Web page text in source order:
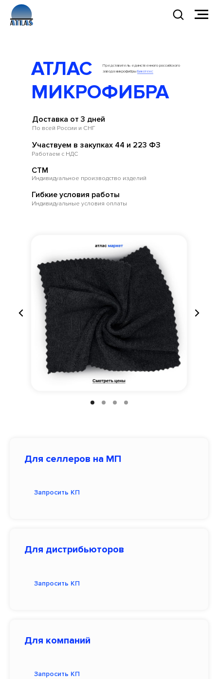
АТЛАС
МИКРОФИБРА
Представитель единственного российского
завода микрофибры Бикотекс
Доставка от 3 дней
По всей России и СНГ
Участвуем в закупках 44 и 223 ФЗ
Работаем с НДС
СТМ
Индивидуальное производство изделий
Гибкие условия работы
Индивидуальные условия оплаты
Для селлеров на МП
Запросить КП
Для дистрибьюторов
Запросить КП
Для компаний
Запросить КП